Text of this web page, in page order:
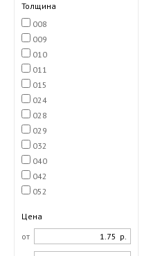
Толщина
008
009
010
011
015
024
028
029
032
040
042
052
Цена
от
р.